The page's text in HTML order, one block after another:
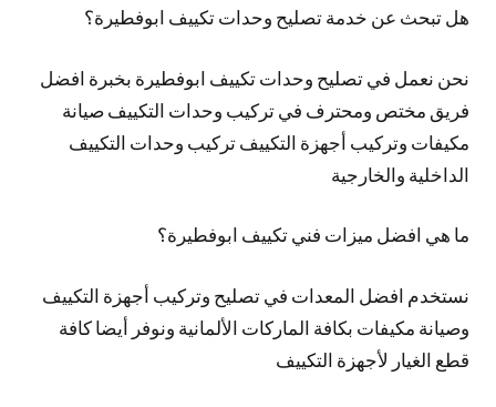
هل تبحث عن خدمة تصليح وحدات تكييف ابوفطيرة؟
نحن نعمل في تصليح وحدات تكييف ابوفطيرة بخبرة افضل
فريق مختص ومحترف في تركيب وحدات التكييف صيانة
مكيفات وتركيب أجهزة التكييف تركيب وحدات التكييف
الداخلية والخارجية
ما هي افضل ميزات فني تكييف ابوفطيرة؟
نستخدم افضل المعدات في تصليح وتركيب أجهزة التكييف
وصيانة مكيفات بكافة الماركات الألمانية ونوفر أيضا كافة
قطع الغيار لأجهزة التكييف